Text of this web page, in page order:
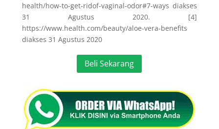
health/how-to-get-ridof-vaginal-odor#7-ways diakses
31 Agustus 2020. [4]
https://www.health.com/beauty/aloe-vera-benefits
diakses 31 Agustus 2020
Beli Sekarang